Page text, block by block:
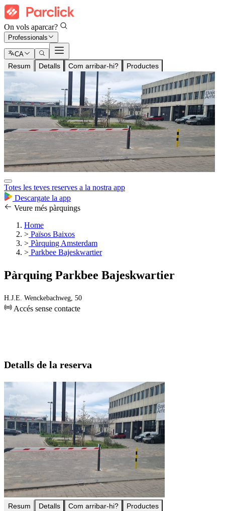
On vols aparcar?
Professionals
CA
Resum Detalls Com arribar-hi? Productes
Totes les teves reserves a la nostra app
Descargate la app
Veure més pàrquings
Home
> Països Baixos
> Pàrquing Amsterdam
> Parkbee Bajeskwartier
Pàrquing Parkbee Bajeskwartier
H.J.E. Wenckebachweg, 50
Accés sense contacte
Detalls de la reserva
Resum Detalls Com arribar-hi? Productes